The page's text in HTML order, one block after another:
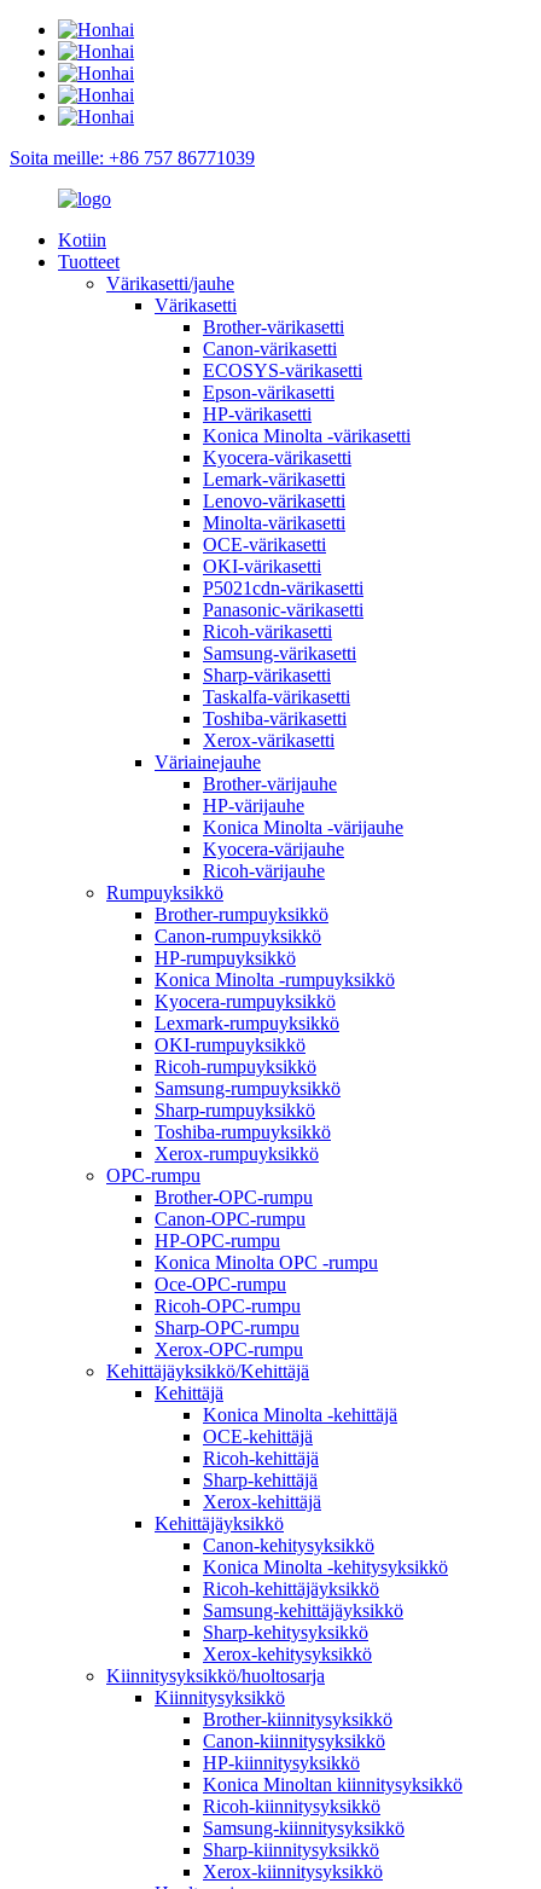
Soita meille: +86 757 86771039
Kotiin
Tuotteet
Värikasetti/jauhe
Värikasetti
Brother-värikasetti
Canon-värikasetti
ECOSYS-värikasetti
Epson-värikasetti
HP-värikasetti
Konica Minolta -värikasetti
Kyocera-värikasetti
Lemark-värikasetti
Lenovo-värikasetti
Minolta-värikasetti
OCE-värikasetti
OKI-värikasetti
P5021cdn-värikasetti
Panasonic-värikasetti
Ricoh-värikasetti
Samsung-värikasetti
Sharp-värikasetti
Taskalfa-värikasetti
Toshiba-värikasetti
Xerox-värikasetti
Väriainejauhe
Brother-värijauhe
HP-värijauhe
Konica Minolta -värijauhe
Kyocera-värijauhe
Ricoh-värijauhe
Rumpuyksikkö
Brother-rumpuyksikkö
Canon-rumpuyksikkö
HP-rumpuyksikkö
Konica Minolta -rumpuyksikkö
Kyocera-rumpuyksikkö
Lexmark-rumpuyksikkö
OKI-rumpuyksikkö
Ricoh-rumpuyksikkö
Samsung-rumpuyksikkö
Sharp-rumpuyksikkö
Toshiba-rumpuyksikkö
Xerox-rumpuyksikkö
OPC-rumpu
Brother-OPC-rumpu
Canon-OPC-rumpu
HP-OPC-rumpu
Konica Minolta OPC -rumpu
Oce-OPC-rumpu
Ricoh-OPC-rumpu
Sharp-OPC-rumpu
Xerox-OPC-rumpu
Kehittäjäyksikkö/Kehittäjä
Kehittäjä
Konica Minolta -kehittäjä
OCE-kehittäjä
Ricoh-kehittäjä
Sharp-kehittäjä
Xerox-kehittäjä
Kehittäjäyksikkö
Canon-kehitysyksikkö
Konica Minolta -kehitysyksikkö
Ricoh-kehittäjäyksikkö
Samsung-kehittäjäyksikkö
Sharp-kehitysyksikkö
Xerox-kehitysyksikkö
Kiinnitysyksikkö/huoltosarja
Kiinnitysyksikkö
Brother-kiinnitysyksikkö
Canon-kiinnitysyksikkö
HP-kiinnitysyksikkö
Konica Minoltan kiinnitysyksikkö
Ricoh-kiinnitysyksikkö
Samsung-kiinnitysyksikkö
Sharp-kiinnitysyksikkö
Xerox-kiinnitysyksikkö